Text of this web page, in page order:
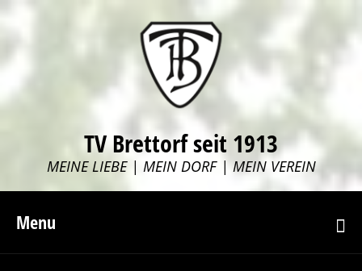
TV Brettorf seit 1913
MEINE LIEBE | MEIN DORF | MEIN VEREIN
Menu